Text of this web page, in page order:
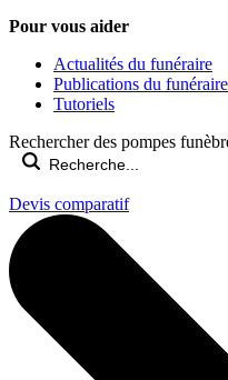
Pour vous aider
Actualités du funéraire
Publications du funéraire
Tutoriels
Rechercher des pompes
Devis comparatif